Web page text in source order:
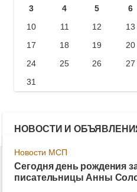
3
4 5 6
10
11 12 13
17
18 19 20
24
25 26 27
31
НОВОСТИ И
Новости МСП
Сегодня день рождения
писательницы Анны